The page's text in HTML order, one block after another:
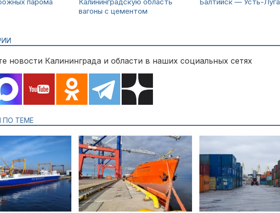
вагоны с цементом
новости Калининграда и области в наших социальных сетях
ПО ТЕМЕ